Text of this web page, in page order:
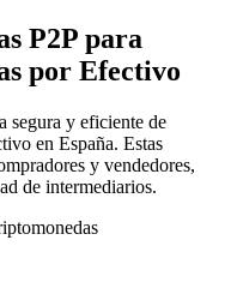
P2P para
por Efectivo
segura y eficiente de
en España. Estas
y vendedores,
de intermediarios.